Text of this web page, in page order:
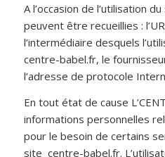
A l’occasion de l’utilisation
peuvent être recueillies :
l’intermédiaire desquels
centre-babel.fr, le
l’adresse de protocole
En tout état de cause
informations personnelles
pour le besoin de certains
site centre-babel.fr.